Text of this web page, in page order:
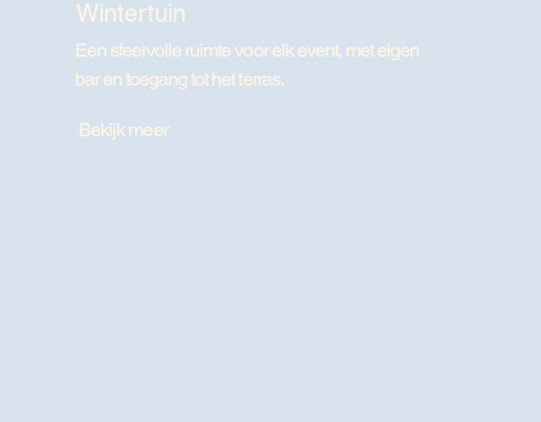
Wintertuin
Een sfeervolle ruimte voor elk event, met eigen
bar en toegang tot het terras.
Bekijk meer